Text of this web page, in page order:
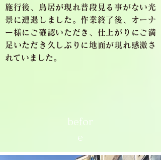
施行後、鳥居が現れ普段見る事がない光
景に遭遇しました。作業終了後、オーナ
ー様にご確認いただき、仕上がりにご満
足いただき久しぶりに地面が現れ感激さ
れていました。
befor
e